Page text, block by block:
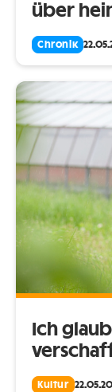
über
Chronik
Ich
Kultur